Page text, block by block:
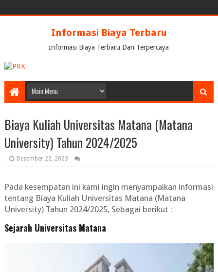
Informasi Biaya Terbaru
Informasi Biaya Terbaru Dan Terpercaya
Biaya Kuliah Universitas Matana (Matana
University) Tahun 2024/2025
Desember 22, 2023
Pada kesempatan ini kami ingin menyampaikan informasi
tentang Biaya Kuliah Universitas Matana (Matana
University) Tahun 2024/2025, Sebagai berikut :
Sejarah Universitas Matana